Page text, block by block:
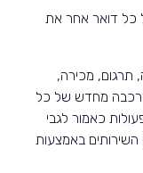
כל דואר אחר את
תרגום, מכירה,
הרכבה מחדש של כל
כאמור לגבי
השירותים באמצעות